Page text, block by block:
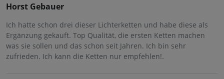
Horst Gebauer
Ich hatte schon drei dieser Lichterketten und habe diese als
Ergänzung gekauft. Top Qualität, die ersten Ketten machen
was sie sollen und das schon seit Jahren. Ich bin sehr
zufrieden. Ich kann die Ketten nur empfehlen!.